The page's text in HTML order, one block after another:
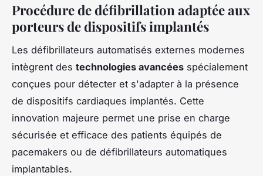
Procédure de défibrillation adaptée aux
porteurs de dispositifs implantés
Les défibrillateurs automatisés externes modernes
intègrent des technologies avancées spécialement
conçues pour détecter et s'adapter à la présence
de dispositifs cardiaques implantés. Cette
innovation majeure permet une prise en charge
sécurisée et efficace des patients équipés de
pacemakers ou de défibrillateurs automatiques
implantables.